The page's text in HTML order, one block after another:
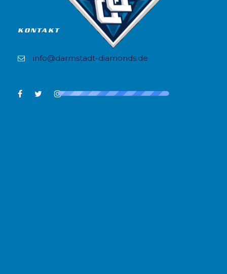
KONTAKT
info@darmstadt-diamonds.de